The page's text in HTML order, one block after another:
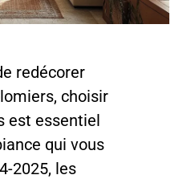
redécorer
choisir
est essentiel
qui vous
2025, les